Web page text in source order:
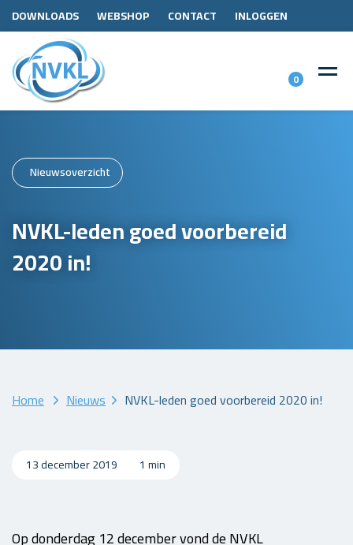
DOWNLOADS WEBSHOP CONTACT INLOGGEN
0
Nieuwsoverzicht
NVKL-leden goed voorbereid
2020 in!
Home Nieuws NVKL-leden goed voorbereid 2020 in!
13 december 2019 1 min
Op donderdag 12 december vond de NVKL